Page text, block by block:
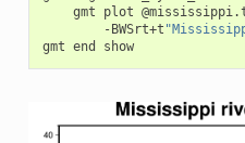
gmt
plot
-BWSrt+t
gmt end show